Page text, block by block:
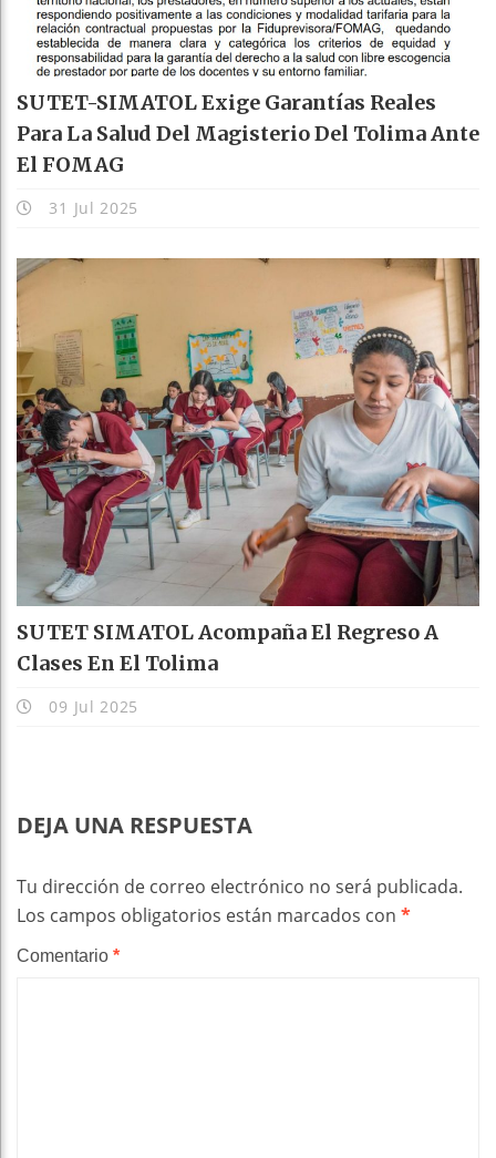
SUTET-SIMATOL Exige Garantías Reales
Para La Salud Del Magisterio Del Tolima Ante
El FOMAG
31 Jul 2025
SUTET SIMATOL Acompaña El Regreso A
Clases En El Tolima
09 Jul 2025
DEJA UNA RESPUESTA
Tu dirección de correo electrónico no será publicada.
Los campos obligatorios están marcados con *
Comentario *